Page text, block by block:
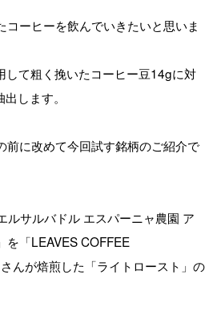
ーヒーを飲んでいきたいと思いま
して粗く挽いたコーヒー豆14gに対
します。
前に改めて今回試す銘柄のご紹介で
ルサルバドル エスパーニャ農園 ア
を「LEAVES COFFEE
んが焙煎した「ライトロースト」の